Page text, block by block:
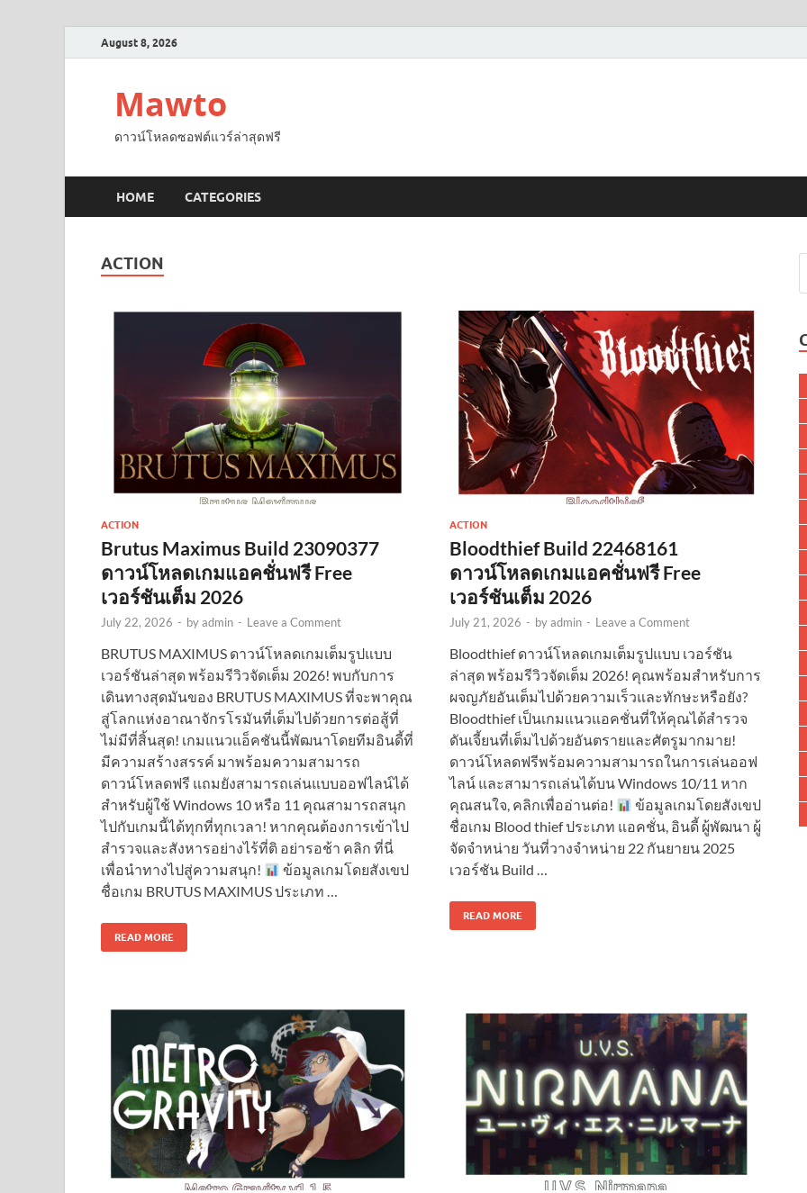
August 8, 2026
Mawto
ดาวน์โหลดซอฟต์แวร์ล่าสุดฟรี
HOME CATEGORIES
ACTION
ACTION
Brutus Maximus Build 23090377
ดาวน์โหลดเกมแอคชั่นฟรี Free
เวอร์ชันเต็ม 2026
July 22, 2026 - byadmin - Leave a Comment
BRUTUS MAXIMUS ดาวน์โหลดเกมเต็มรูปแบบ
เวอร์ชันล่าสุด พร้อมรีวิวจัดเต็ม 2026! พบกับการ
เดินทางสุดมันของ BRUTUS MAXIMUS ที่จะพาคุณ
สู่โลกแห่งอาณาจักรโรมันที่เต็มไปด้วยการต่อสู้ที่
ไม่มีที่สิ้นสุด! เกมแนวแอ็คชันนี้พัฒนาโดยทีมอินดี้ที่
มีความสร้างสรรค์ มาพร้อมความสามารถ
ดาวน์โหลดฟรี แถมยังสามารถเล่นแบบออฟไลน์ได้
สำหรับผู้ใช้ Windows 10 หรือ 11 คุณสามารถสนุก
ไปกับเกมนี้ได้ทุกที่ทุกเวลา! หากคุณต้องการเข้าไป
สำรวจและสังหารอย่างไร้ที่ติ อย่ารอช้า คลิก ที่นี่
เพื่อนำทางไปสู่ความสนุก!
ข้อมูลเกมโดยสังเขป
ชื่อเกม BRUTUS MAXIMUS ประเภท …
READ MORE
ACTION
Bloodthief Build 22468161
ดาวน์โหลดเกมแอคชั่นฟรี Free
เวอร์ชันเต็ม 2026
July 21, 2026 - byadmin - Leave a Comment
Bloodthief ดาวน์โหลดเกมเต็มรูปแบบ เวอร์ชัน
ล่าสุด พร้อมรีวิวจัดเต็ม 2026! คุณพร้อมสำหรับการ
ผจญภัยอันเต็มไปด้วยความเร็วและทักษะหรือยัง?
Bloodthief เป็นเกมแนวแอคชั่นที่ให้คุณได้สำรวจ
ดันเจี้ยนที่เต็มไปด้วยอันตรายและศัตรูมากมาย!
ดาวน์โหลดฟรีพร้อมความสามารถในการเล่นออฟ
ไลน์ และสามารถเล่นได้บน Windows 10/11 หาก
คุณสนใจ, คลิกเพื่ออ่านต่อ!
ข้อมูลเกมโดยสังเขป
ชื่อเกม Blood thief ประเภท แอคชั่น, อินดี้ ผู้พัฒนา ผู้
จัดจำหน่าย วันที่วางจำหน่าย 22 กันยายน 2025
เวอร์ชัน Build …
READ MORE